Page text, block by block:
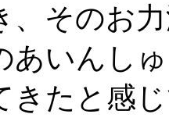
、そのお
あいんし
きたと感